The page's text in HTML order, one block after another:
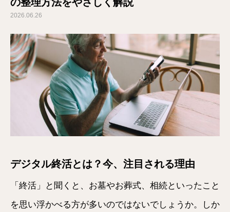
2026.06.26
デジタル終活とは？今、注目される理由
「終活」と聞くと、お墓やお葬式、相続といったこと
を思い浮かべる方が多いのではないでしょうか。しか